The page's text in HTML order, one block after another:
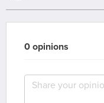
0 opinions